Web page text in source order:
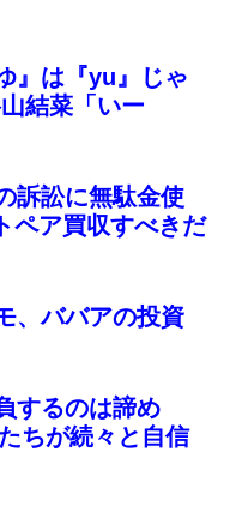
』は『yu』じゃ
結菜「いー
訴訟に無駄金使
ペア買収すべきだ
、ババアの投資
するのは諦め
ちが続々と自信